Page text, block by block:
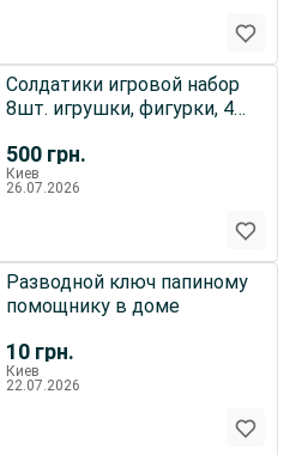
500 грн.
Солдатики игровой набор
8шт. игрушки, фигурки, 4
Киев
26.07.2026
10 грн.
Разводной ключ папиному
помощнику в доме
Киев
22.07.2026